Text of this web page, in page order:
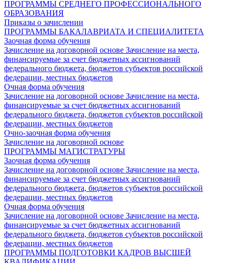
ПРОГРАММЫ СРЕДНЕГО ПРОФЕССИОНАЛЬНОГО
ОБРАЗОВАНИЯ
Приказы о зачислении
ПРОГРАММЫ БАКАЛАВРИАТА И СПЕЦИАЛИТЕТА
Заочная форма обучения
Зачисление на договорной основе Зачисление на места,
финансируемые за счет бюджетных ассигнований
федерального бюджета, бюджетов субъектов российской
федерации, местных бюджетов
Очная форма обучения
Зачисление на договорной основе Зачисление на места,
финансируемые за счет бюджетных ассигнований
федерального бюджета, бюджетов субъектов российской
федерации, местных бюджетов
Очно-заочная форма обучения
Зачисление на договорной основе
ПРОГРАММЫ МАГИСТРАТУРЫ
Заочная форма обучения
Зачисление на договорной основе Зачисление на места,
финансируемые за счет бюджетных ассигнований
федерального бюджета, бюджетов субъектов российской
федерации, местных бюджетов
Очная форма обучения
Зачисление на договорной основе Зачисление на места,
финансируемые за счет бюджетных ассигнований
федерального бюджета, бюджетов субъектов российской
федерации, местных бюджетов
ПРОГРАММЫ ПОДГОТОВКИ КАДРОВ ВЫСШЕЙ